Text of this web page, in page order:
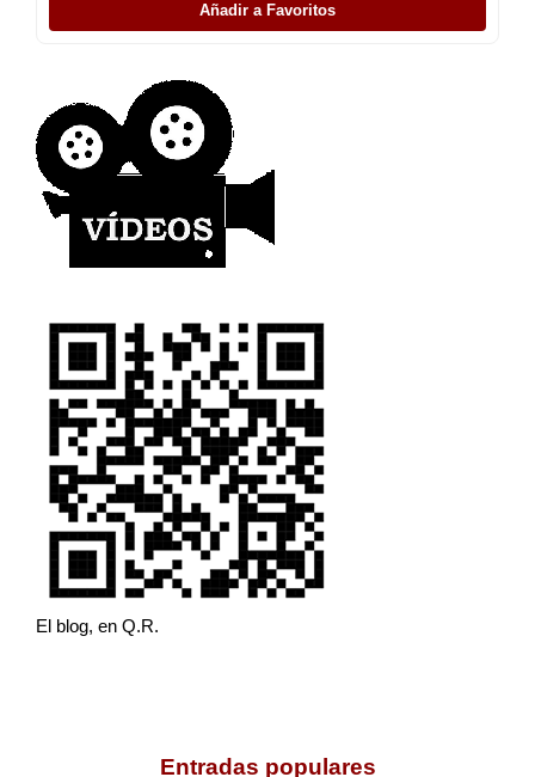
Añadir a Favoritos
El blog, en Q.R.
Entradas populares